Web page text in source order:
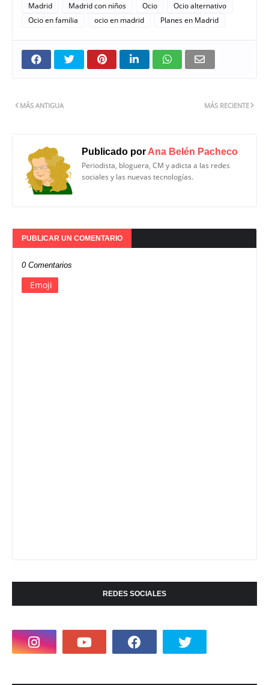
Madrid Madrid con niños Ocio
Ocio alternativo
Ocio en familia
ocio en madrid Planes en Madrid
MÁS RECIENTE
MÁS ANTIGUA
Publicado por Ana Belén Pacheco
Periodista, bloguera, CM y adicta a las redes
sociales y las nuevas tecnologías.
PUBLICAR UN COMENTARIO
0 Comentarios
Emoji
REDES SOCIALES